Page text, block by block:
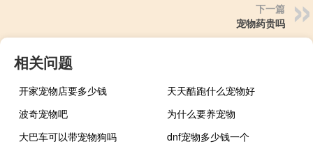
下一篇
宠物药贵吗
相关问题
开家宠物店要多少钱
天天酷跑什么宠物好
波奇宠物吧
为什么要养宠物
大巴车可以带宠物狗吗
dnf宠物多少钱一个